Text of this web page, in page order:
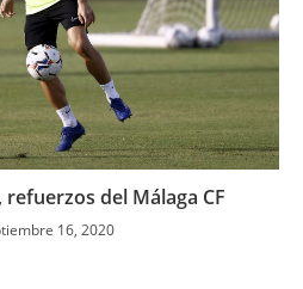
refuerzos del Málaga CF
16, 2020